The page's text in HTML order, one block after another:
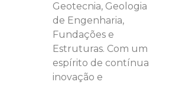
Geotecnia, Geologia
de Engenharia,
Fundações e
Estruturas. Com um
espírito de contínua
inovação e